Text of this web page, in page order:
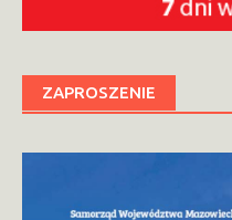
ZAPROSZENIE